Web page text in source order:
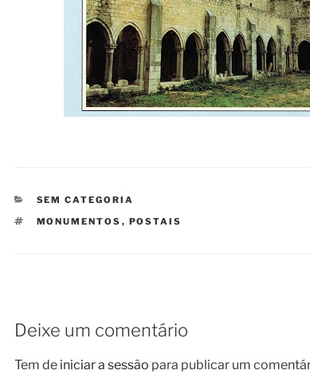
CATEGORIAS
SEM CATEGORIA
ETIQUETAS
MONUMENTOS , POSTAIS
Deixe um comentário
Tem de iniciar a sessão para publicar um